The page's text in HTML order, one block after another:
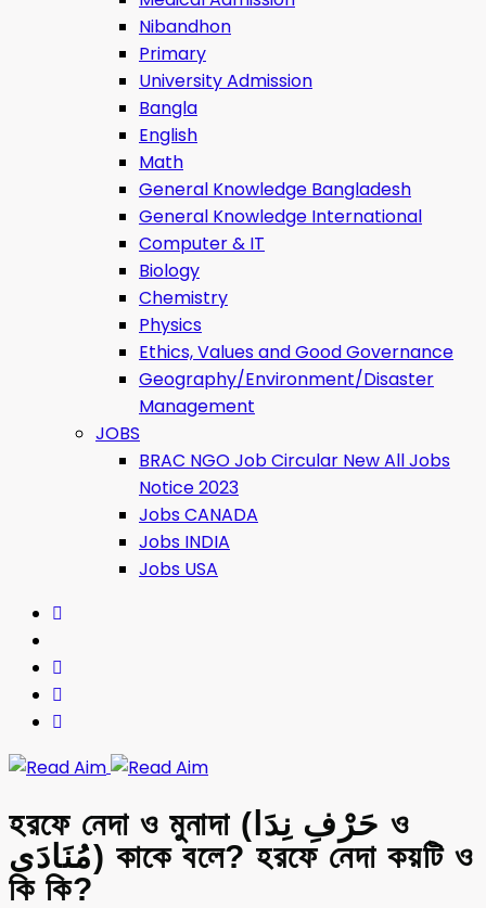
Nibandhon
Primary
University Admission
Bangla
English
Math
General Knowledge Bangladesh
General Knowledge International
Computer & IT
Biology
Chemistry
Physics
Ethics, Values ​​and Good Governance
Geography/Environment/Disaster
Management
JOBS
BRAC NGO Job Circular New All Jobs
Notice 2023
Jobs CANADA
Jobs INDIA
Jobs USA
Read Aim
হরফে নেদা ও মুনাদা (حَرْفِ نِدَا ও
مُنَادَى) কাকে বলে? হরফে নেদা কয়টি ও
কি কি?